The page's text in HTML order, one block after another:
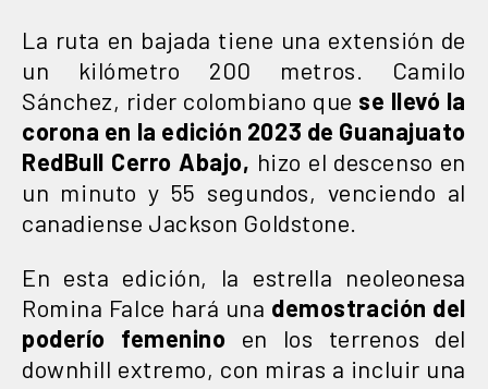
La ruta en bajada tiene una extensión de
un kilómetro 200 metros. Camilo
Sánchez, rider colombiano que se llevó la
corona en la edición 2023 de Guanajuato
RedBull Cerro Abajo, hizo el descenso en
un minuto y 55 segundos, venciendo al
canadiense Jackson Goldstone.
En esta edición, la estrella neoleonesa
Romina Falce hará una demostración del
poderío femenino en los terrenos del
downhill extremo, con miras a incluir una